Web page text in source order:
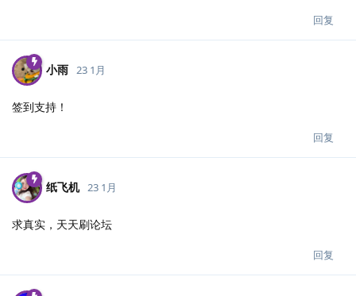
回复
小雨 23 1月
签到支持！
回复
纸飞机 23 1月
求真实，天天刷论坛
回复